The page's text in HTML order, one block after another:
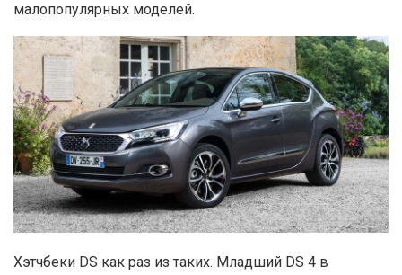
малопопулярных моделей.
Хэтчбеки DS как раз из таких. Младший DS 4 в